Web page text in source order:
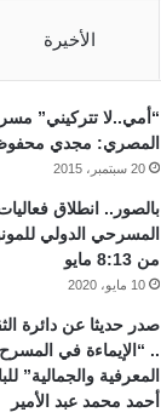
الأخيرة
“أمي..لا تتركيني”
المصري: مجدي
20 سبتمبر، 2015
بالصور.. انطلاق
من 8:13 مايو
10 مايو، 2020
صدر حديثا عن دائرة
.. “الإيماءة في المسرح
المعرفية والجمالية”
أحمد محمد عبد الأمير